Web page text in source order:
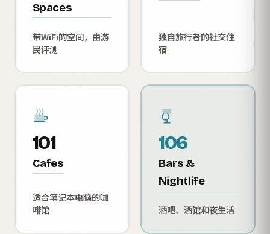
Spaces
带WiFi的空间，由游
民评测
独自旅行者的社交住
宿
101
Cafes
适合笔记本电脑的咖
啡馆
106
Bars &
Nightlife
酒吧、酒馆和夜生活